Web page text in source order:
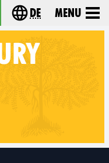
Choose your
de Menu